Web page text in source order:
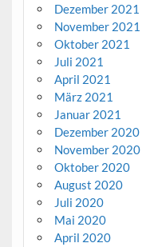
Dezember 2021
November 2021
Oktober 2021
Juli 2021
April 2021
März 2021
Januar 2021
Dezember 2020
November 2020
Oktober 2020
August 2020
Juli 2020
Mai 2020
April 2020